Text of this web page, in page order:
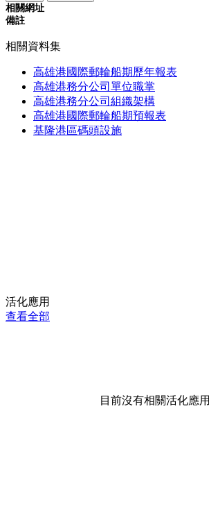
相關網址
備註
相關資料集
高雄港國際郵輪船期歷年報表
高雄港務分公司單位職掌
高雄港務分公司組織架構
高雄港國際郵輪船期預報表
基隆港區碼頭設施
活化應用
查看全部
目前沒有相關活化應用